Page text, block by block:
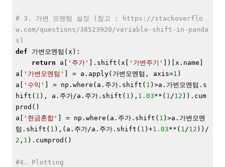
# 3. 가변 모멘텀 설정 (참고 : https://stackoverflo
w.com/questions/38523920/variable-shift-in-panda
s)
def 가변모멘텀 (x) :
return a[ '주가' ].shift(x[ '가변주기'
])[x.name]
a[
'가변모멘텀' ] = a.apply(가변모멘텀, axis=1 )
a[
'수익' ] = np.where(a.주가.shift( 1 )>a.가변모멘텀.s
hift( 1 ), a.주가/a.주가.shift( 1 ), 1.03**( 1 /12 )).cum
prod()
a[
'현금혼합' ] = np.where(a.주가.shift( 1 )>a.가변모멘
텀.shift( 1 ),(a.주가/a.주가.shift( 1 )+1.03**( 1 /12 ))/
2 , 1 ).cumprod()
#4. Plotting